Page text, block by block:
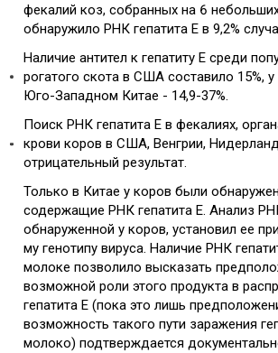
фекалий коз, собранных на 6
обнаружило РНК гепатита Е в 9,2%
Наличие антител к гепатиту Е среди
рогатого скота в США составило 15%,
Юго-Западном Китае - 14,9-37%.
Поиск РНК гепатита Е в фекалиях,
крови коров в США, Венгрии,
отрицательный результат.
Только в Китае у коров были
содержащие РНК гепатита Е. Анализ
обнаруженной у коров, установил ее
му генотипу вируса. Наличие РНК
молоке позволило высказать
возможной роли этого продукта в
гепатита Е (пока это лишь
возможность такого пути заражения
молоко) подтверждается